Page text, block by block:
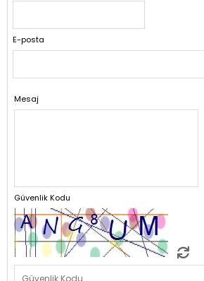
E-posta
Mesaj
Güvenlik Kodu